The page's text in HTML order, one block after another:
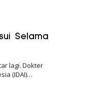
Selama
lagi. Dokter
(IDAI)…